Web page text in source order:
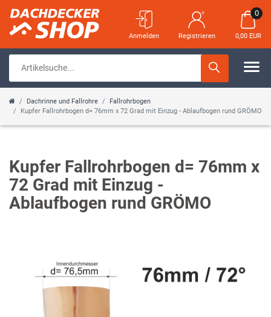
Anmelden Registrieren
0
0,00 EUR
Dachrinne und Fallrohre
Fallrohrbogen
Kupfer Fallrohrbogen d= 76mm x 72 Grad mit Einzug - Ablaufbogen rund GRÖMO
Kupfer Fallrohrbogen d= 76mm x
72 Grad mit Einzug -
Ablaufbogen rund GRÖMO